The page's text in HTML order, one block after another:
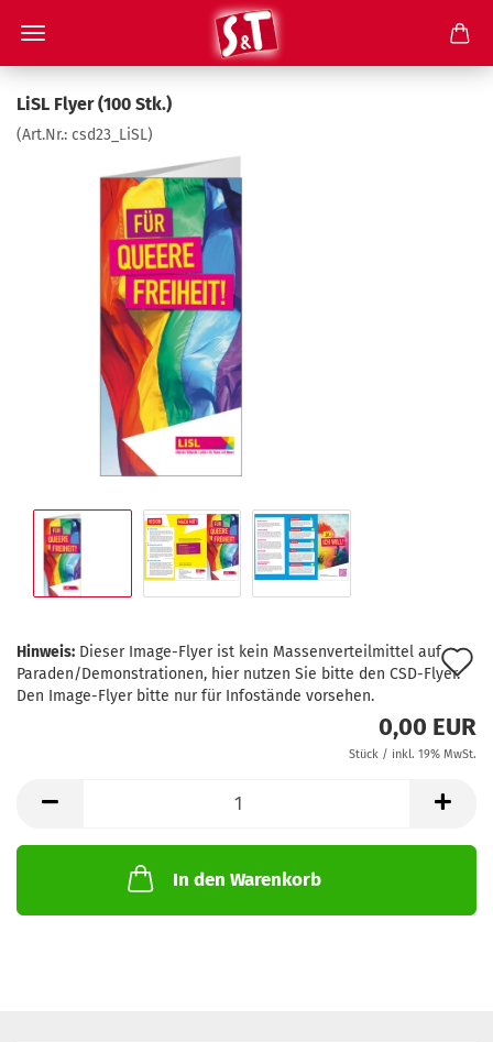
LiSL Flyer (100 Stk.)
(Art.Nr.: csd23_LiSL)
Hinweis: Dieser Image-Flyer ist kein Massenverteilmittel auf
Paraden/Demonstrationen, hier nutzen Sie bitte den CSD-Flyer.
Den Image-Flyer bitte nur für Infostände vorsehen.
0,00 EUR
Stück / inkl. 19% MwSt.
In den Warenkorb